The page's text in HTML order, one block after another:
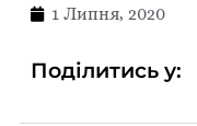
1 Липня, 2020
Поділитись у: